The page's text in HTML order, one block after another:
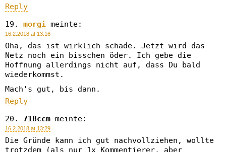
Reply
morgi meinte:
16.2.2018 at 13:16
Oha, das ist wirklich schade. Jetzt wird das
Netz noch ein bisschen öder. Ich gebe die
Hoffnung allerdings nicht auf, dass Du bald
wiederkommst.
Mach's gut, bis dann.
Reply
718ccm meinte:
16.2.2018 at 13:29
Die Gründe kann ich gut nachvollziehen, wollte
trotzdem (als nur 1x Kommentierer, aber